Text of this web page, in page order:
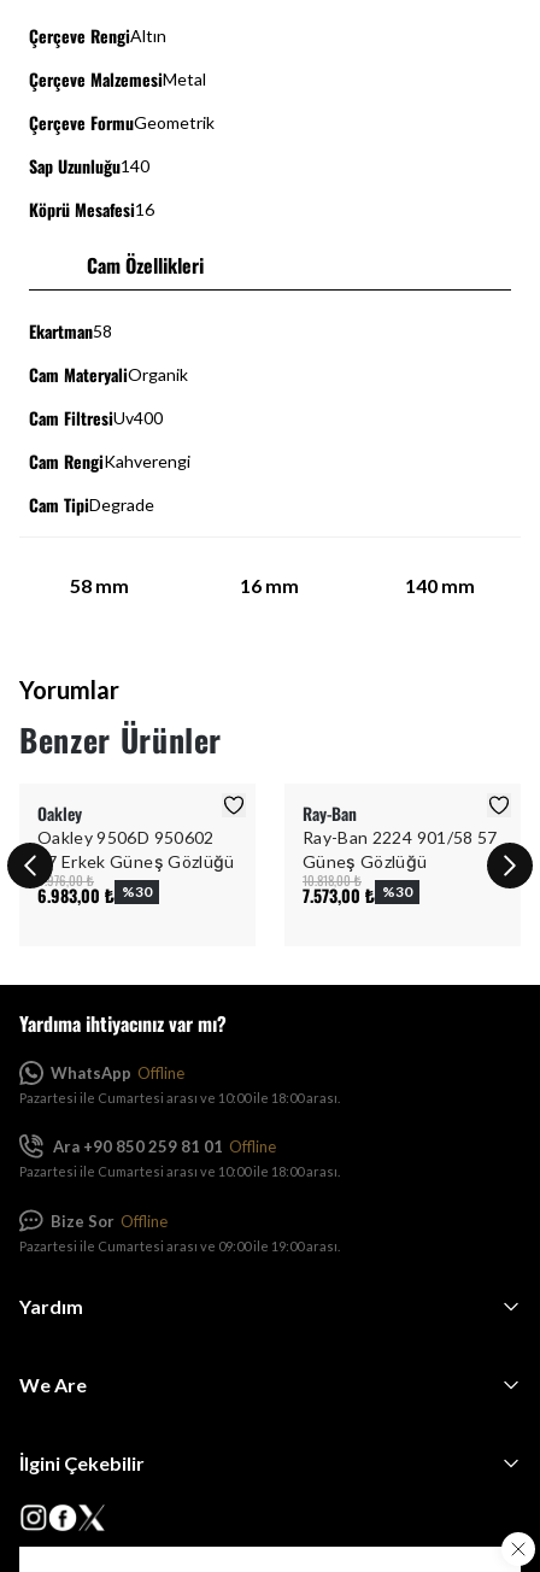
Çerçeve RengiAltın
Çerçeve MalzemesiMetal
Çerçeve FormuGeometrik
Sap Uzunluğu140
Köprü Mesafesi16
Cam Özellikleri
Ekartman58
Cam MateryaliOrganik
Cam FiltresiUv400
Cam RengiKahverengi
Cam TipiDegrade
58 mm 16 mm 140 mm
Yorumlar
Benzer Ürünler
Oakley
Oakley 9506D 950602
57 Erkek Güneş Gözlüğü
9.976,00 ₺
6.983,00 ₺ %30
Ray-Ban
Ray-Ban 2224 901/58 57
Güneş Gözlüğü
10.818,00 ₺
7.573,00 ₺ %30
Yardım
We Are
İlgini Çekebilir
Yardıma ihtiyacınız var mı?
WhatsApp Offline
Pazartesi ile Cumartesi arası ve 10:00 ile 18:00 arası.
Ara +90 850 259 81 01 Offline
Pazartesi ile Cumartesi arası ve 10:00 ile 18:00 arası.
Bize Sor Offline
Pazartesi ile Cumartesi arası ve 09:00 ile 19:00 arası.